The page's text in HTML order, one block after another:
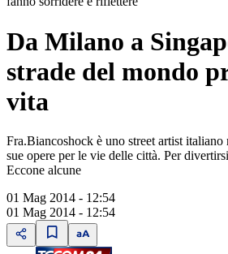
Da Milano a
strade del mondo
vita
Fra.Biancoshock è uno street artist
sue opere per le vie delle città. Per
Eccone alcune
01 Mag 2014 - 12:54
01 Mag 2014 - 12:54